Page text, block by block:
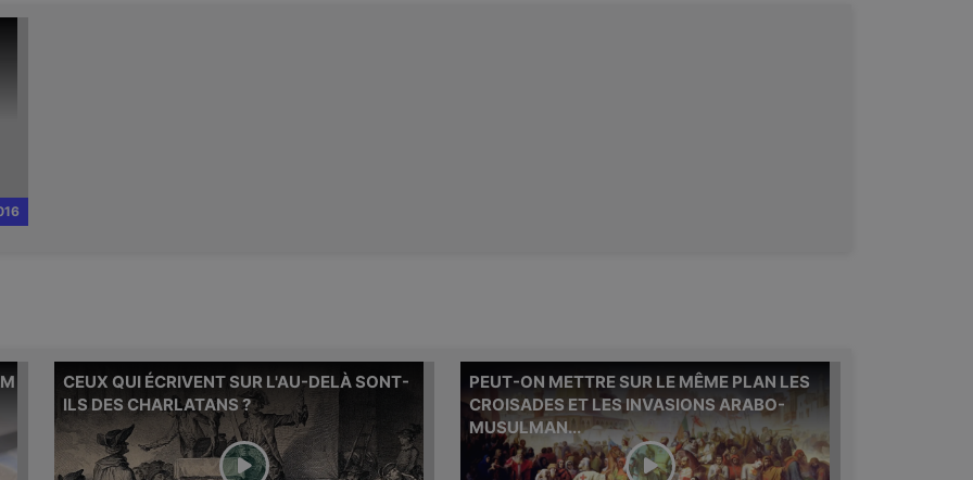
Michel Onfray répond à cette question
d'abonné.
CEUX QUI ÉCRIVENT SUR L'AU-DELÀ SONT-
ILS DES CHARLATANS ?
Michel Onfray répond à cette question
d'abonné.
PEUT-ON METTRE SUR LE MÊME PLAN LES
CROISADES ET LES INVASIONS ARABO-
MUSULMAN...